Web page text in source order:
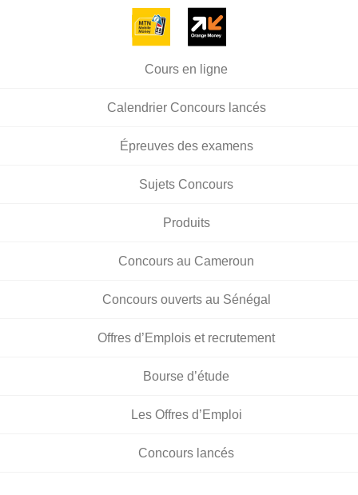
Cours en ligne
Calendrier Concours lancés
Épreuves des examens
Sujets Concours
Produits
Concours au Cameroun
Concours ouverts au Sénégal
Offres d’Emplois et recrutement
Bourse d’étude
Les Offres d’Emploi
Concours lancés